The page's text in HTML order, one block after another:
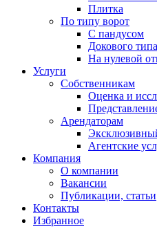
Плитка
По типу ворот
С пандусом
Докового типа
На нулевой
Услуги
Собственникам
Оценка и
Арендаторам
Агентские
Компания
О компании
Вакансии
Публикации, статьи
Контакты
Избранное